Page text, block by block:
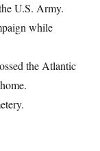
U.S. Army.
while
the Atlantic